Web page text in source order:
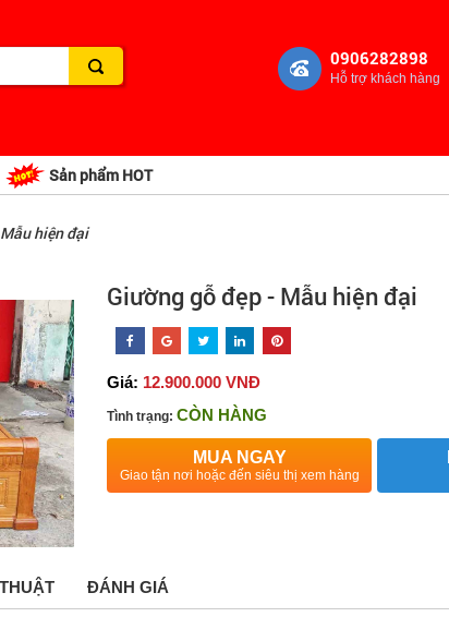
0906282898
Hỗ trợ khách hàng
Sản phẩm HOT
hiện đại
Giường gỗ đẹp - Mẫu hiện đại
Giá: 12.900.000 VNĐ
Tình trạng: CÒN HÀNG
MUA NGAY
Giao tận nơi hoặc đến siêu thị xem hàng
ĐÁNH GIÁ